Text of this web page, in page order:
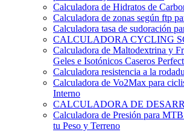
Calculadora de Hidratos de
Calculadora de zonas según ftp
Calculadora tasa de sudoración
CALCULADORA CYCLING
Calculadora de Maltodextrina y
Geles e Isotónicos Caseros
Calculadora resistencia a la
Calculadora de Vo2Max para
Interno
CALCULADORA DE
Calculadora de Presión para
tu Peso y Terreno